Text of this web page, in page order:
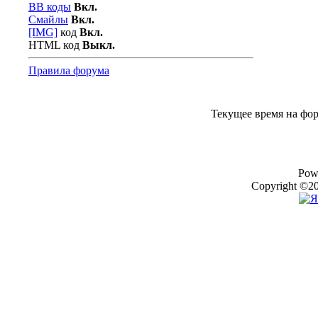
BB коды Вкл.
Смайлы Вкл.
[IMG] код Вкл.
HTML код Выкл.
Правила форума
Текущее время на
Copyright